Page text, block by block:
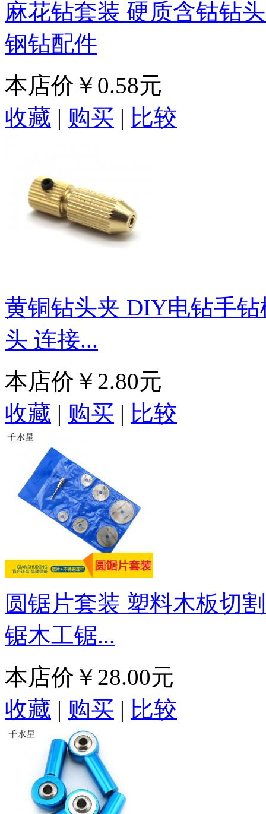
麻花钻套装 硬质含钴钻
钢钻配件
本店价 ￥0.58元
收藏 | 购买 | 比较
黄铜钻头夹 DIY电钻手
头 连接...
本店价 ￥2.80元
收藏 | 购买 | 比较
圆锯片套装 塑料木板切
锯木工锯...
本店价 ￥28.00元
收藏 | 购买 | 比较